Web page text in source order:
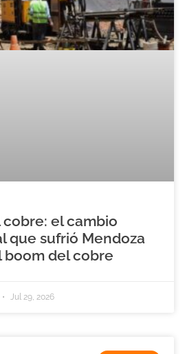
cobre: el cambio
que sufrió Mendoza
boom del cobre
Jul 29, 2026